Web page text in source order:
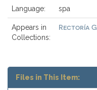
Language: spa
Appears in
Collections:
Rectoría
Files in This Item: